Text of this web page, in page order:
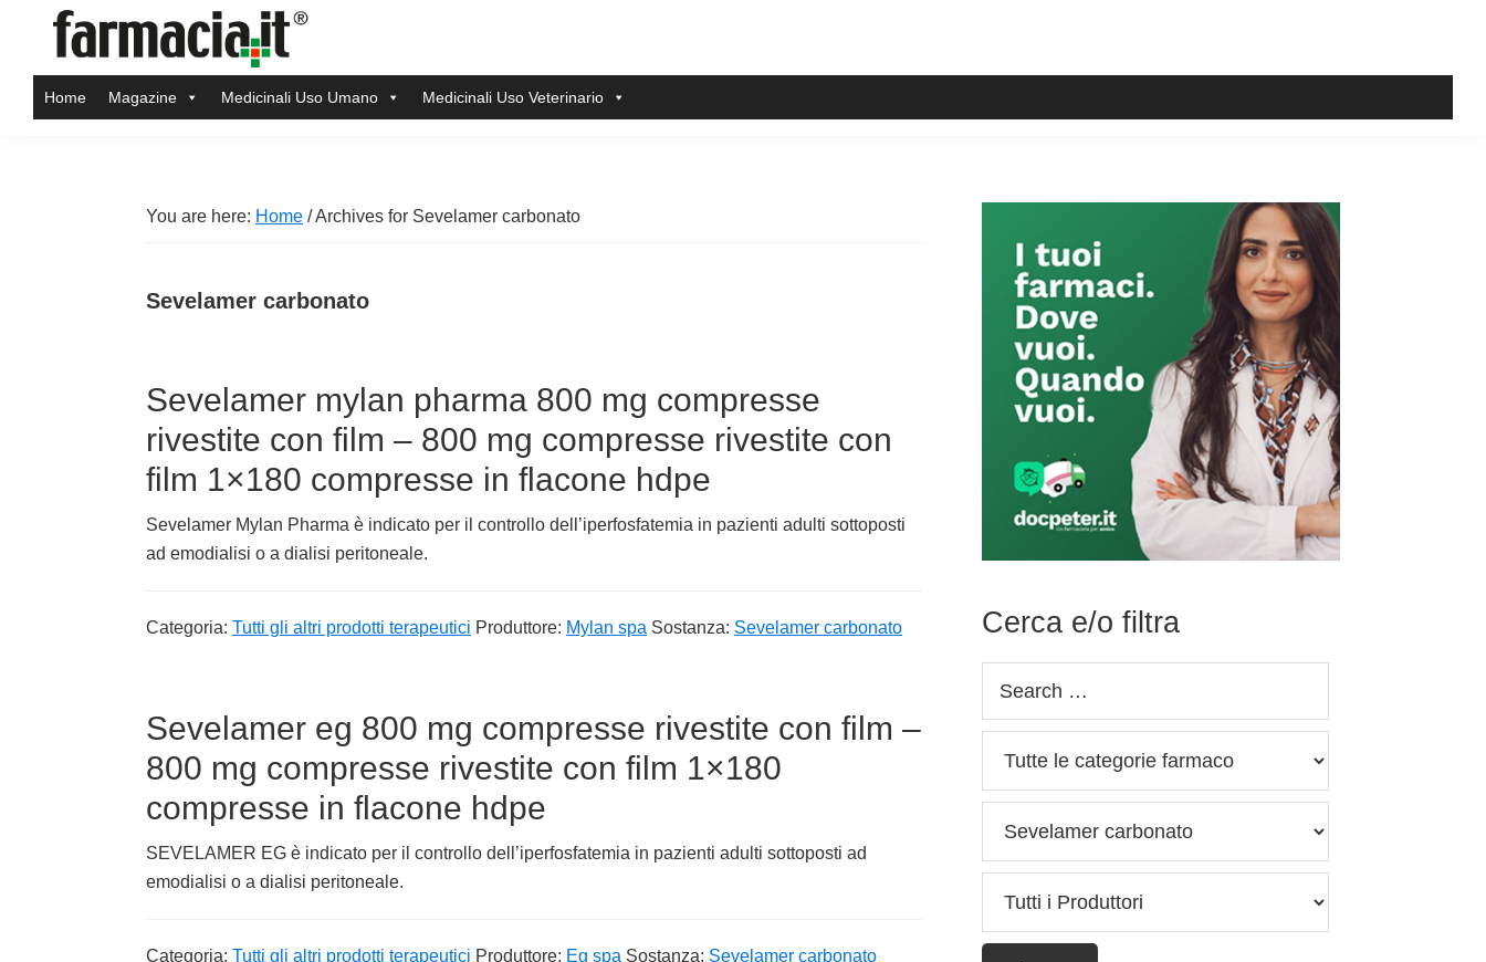
primary
main
primary
footerFarmacia.it
magazine
Home Magazine Medicinali Uso Umano Medicinali Uso Veterinario
You are here: Home /Archives for Sevelamer carbonato
Sevelamer carbonato
Sevelamer mylan pharma 800 mg compresse
rivestite con film – 800 mg compresse rivestite con
film 1×180 compresse in flacone hdpe
Sevelamer Mylan Pharma è indicato per il controllo dell’iperfosfatemia in pazienti adulti sottoposti
ad emodialisi o a dialisi peritoneale.
Categoria: Tutti gli altri prodotti terapeutici Produttore: Mylan spa Sostanza: Sevelamer carbonato
Sevelamer eg 800 mg compresse rivestite con film –
800 mg compresse rivestite con film 1×180
compresse in flacone hdpe
SEVELAMER EG è indicato per il controllo dell’iperfosfatemia in pazienti adulti sottoposti ad
emodialisi o a dialisi peritoneale.
Categoria: Tutti gli altri prodotti terapeutici Produttore: Eg spa Sostanza: Sevelamer carbonato
Sidebar
Cerca e/o filtra